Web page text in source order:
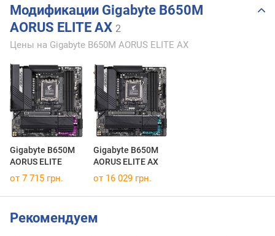
Модификации Gigabyte B650M
AORUS ELITE AX 2
Цены на Gigabyte B650M AORUS ELITE AX
Gigabyte B650M
AORUS ELITE
Gigabyte B650M
AORUS ELITE AX
от 7 715 грн. от 16 029 грн.
Рекомендуем